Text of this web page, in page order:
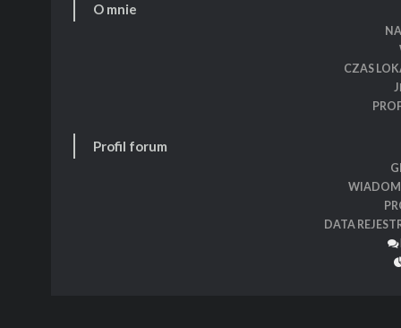
O mnie
CZAS
Profil forum
DATA